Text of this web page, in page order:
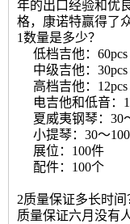
年的出口经验和优
格，康诺特赢得了
1数量是多少？
低档吉他：60pcs
中级吉他：30pcs
高档吉他：12pcs
电吉他和低音：
夏威夷钢琴：30
小提琴：30〜
展位：100件
配件：100个
2质量保证多长时间
质量保证六月没有